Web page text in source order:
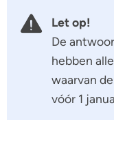
Let op!
De
hebben
waarvan
vóór 1